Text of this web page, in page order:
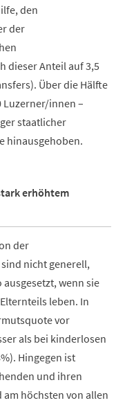
den
der
dieser Anteil auf 3,5
Über die Hälfte
Luzerner/innen –
staatlicher
hinausgehoben.
erhöhtem
der
nicht generell,
wenn sie
leben. In
vor
als bei kinderlosen
Hingegen ist
und ihren
höchsten von allen